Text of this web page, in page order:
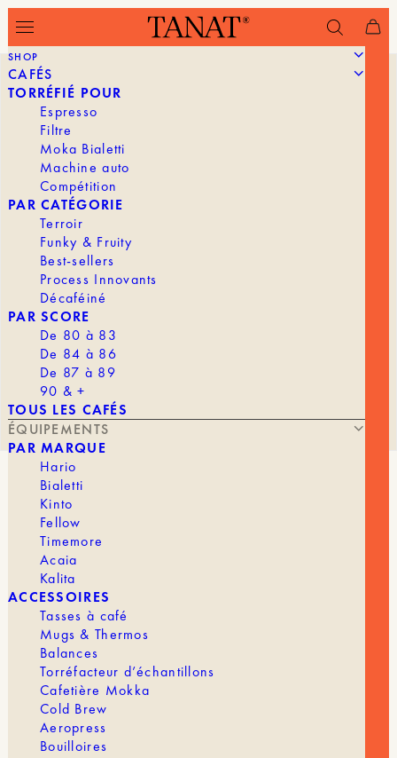
SHOP
CAFÉS
TORRÉFIÉ POUR
Espresso
Filtre
Moka Bialetti
Machine auto
Compétition
PAR CATÉGORIE
Terroir
Funky & Fruity
Best-sellers
Process Innovants
Décaféiné
PAR SCORE
De 80 à 83
De 84 à 86
De 87 à 89
90 & +
TOUS LES CAFÉS
ÉQUIPEMENTS
PAR MARQUE
Hario
Bialetti
Kinto
Fellow
Timemore
Acaia
Kalita
ACCESSOIRES
Tasses à café
Mugs & Thermos
Balances
Torréfacteur d’échantillons
Cafetière Mokka
Cold Brew
Aeropress
Bouilloires
FILTRES TRADITIONNELS
À PARTIR DE
Vous souhaitez faire de votre dégustation maison
une expérience unique ?
faits pour vous.
Description